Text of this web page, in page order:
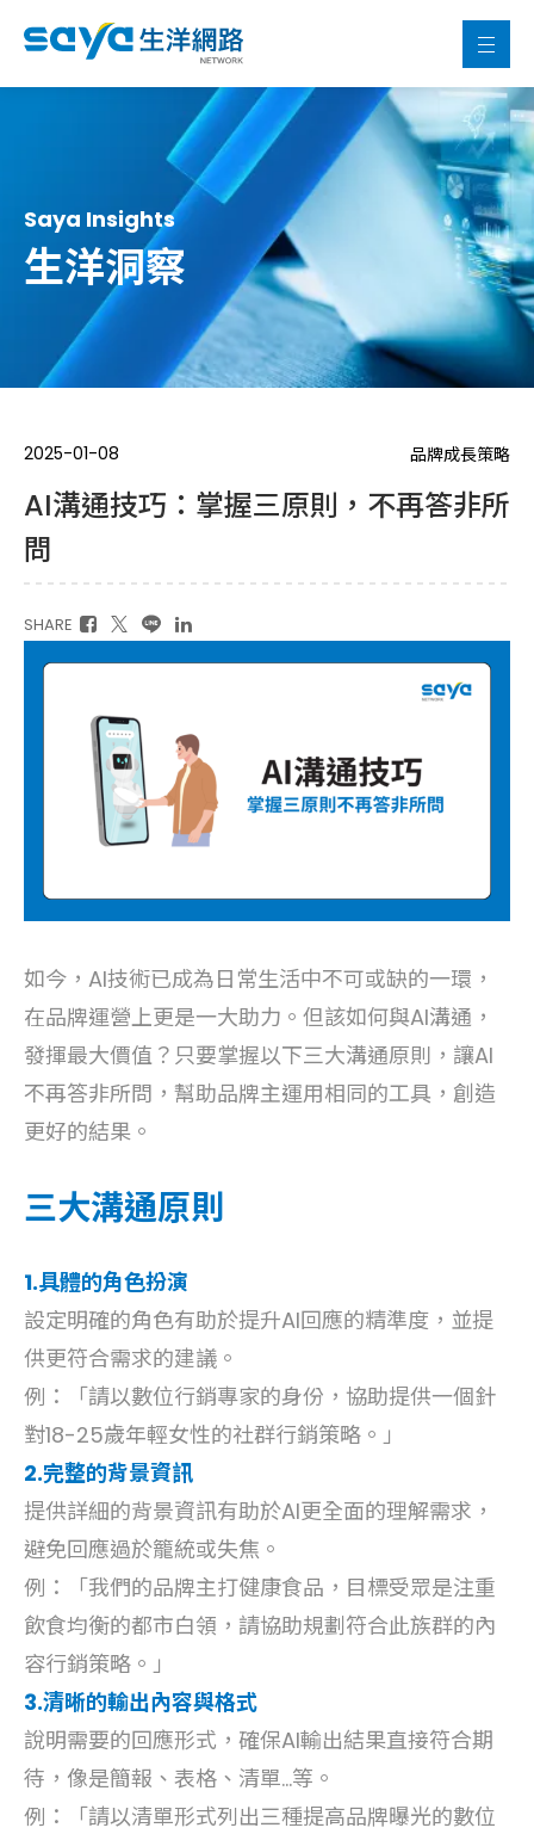
Saya Insights
生洋洞察
2025-01-08 品牌成長策略
AI溝通技巧：掌握三原則，不再答非所
問
SHARE
如今，AI技術已成為日常生活中不可或缺的一環，
在品牌運營上更是一大助力。但該如何與AI溝通，
發揮最大價值？只要掌握以下三大溝通原則，讓AI
不再答非所問，幫助品牌主運用相同的工具，創造
更好的結果。
三大溝通原則
1.具體的角色扮演
設定明確的角色有助於提升AI回應的精準度，並提
供更符合需求的建議。
例：「請以數位行銷專家的身份，協助提供一個針
對18-25歲年輕女性的社群行銷策略。」
2.完整的背景資訊
提供詳細的背景資訊有助於AI更全面的理解需求，
避免回應過於籠統或失焦。
例：「我們的品牌主打健康食品，目標受眾是注重
飲食均衡的都市白領，請協助規劃符合此族群的內
容行銷策略。」
3.清晰的輸出內容與格式
說明需要的回應形式，確保AI輸出結果直接符合期
待，像是簡報、表格、清單...等。
例：「請以清單形式列出三種提高品牌曝光的數位